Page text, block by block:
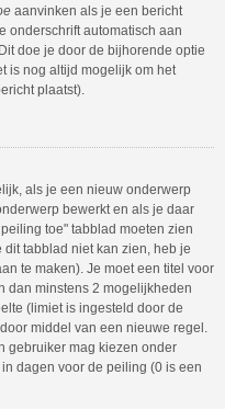
aanvinken als je een bericht
onderschrift automatisch aan
doe je door de bijhorende optie
is nog altijd mogelijk om het
plaatst).
als je een nieuw onderwerp
bewerkt en als je daar
toe" tabblad moeten zien
tabblad niet kan zien, heb je
te maken). Je moet een titel voor
dan minstens 2 mogelijkheden
(limiet is ingesteld door de
middel van een nieuwe regel.
gebruiker mag kiezen onder
dagen voor de peiling (0 is een